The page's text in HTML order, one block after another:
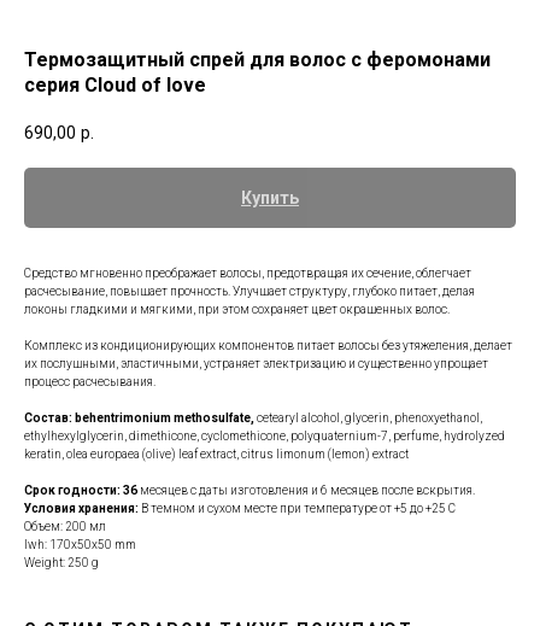
Термозащитный спрей для волос с феромонами
серия Cloud of love
690,00 р.
Купить
Средство мгновенно преображает волосы, предотвращая их сечение, облегчает
расчесывание, повышает прочность. Улучшает структуру, глубоко питает, делая
локоны гладкими и мягкими, при этом сохраняет цвет окрашенных волос.
Комплекс из кондиционирующих компонентов питает волосы без утяжеления, делает
их послушными, эластичными, устраняет электризацию и существенно упрощает
процесс расчесывания.
Состав: behentrimonium methosulfate, cetearyl alcohol, glycerin, phenoxyethanol,
ethylhexylglycerin, dimethicone, cyclomethicone, polyquaternium-7, perfume, hydrolyzed
keratin, olea europaea (olive) leaf extract, citrus limonum (lemon) extract
Срок годности: 36 месяцев с даты изготовления и 6 месяцев после вскрытия.
Условия хранения: В темном и сухом месте при температуре от +5 до +25 С
Объем: 200 мл
lwh: 170x50x50 mm
Weight: 250 g